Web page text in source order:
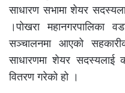
साधारण सभामा शेयर
।पोखरा महानगरपालिका
सञ्चालनमा आएको
साधारणमा शेयर सदस्यलाई
वितरण गरेको हो ।